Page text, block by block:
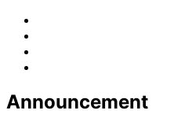
Announcement